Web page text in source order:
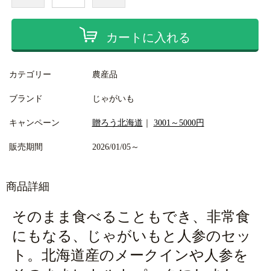
カートに入れる
カテゴリー 農産品
ブランド じゃがいも
キャンペーン 贈ろう北海道 3001～5000円
販売期間 2026/01/05～
商品詳細
そのまま食べることもでき、非常食
にもなる、じゃがいもと人参のセッ
ト。北海道産のメークインや人参を